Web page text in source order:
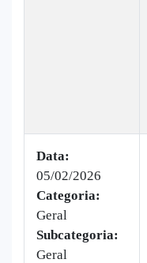
Data:
05/02/2026
Categoria:
Geral
Subcategoria:
Geral